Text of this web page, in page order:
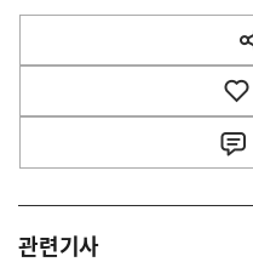
다
음
관련기사